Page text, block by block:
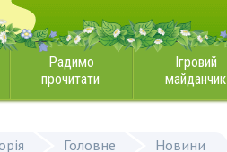
Радимо
прочитати
Ігровий
майданчик
Головне Новини